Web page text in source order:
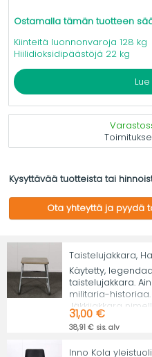
Ostamalla tämän tuotteen
Kiinteitä luonnonvaroja 128 kg
Hiilidioksidipäästöjä 22 kg
Kysyttävää tuotteista tai
Ota yhteyttä ja pyydä
Taistelujakkara,
Käytetty,
taistelujakkara.
militaria-
Jäkkijakkara
31,00 €
38,91 € sis. alv
Inno Kola